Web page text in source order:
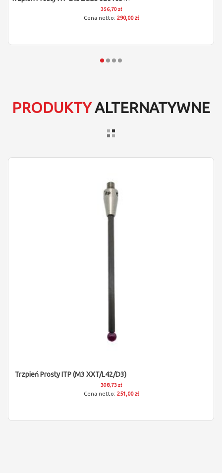
356,70 zł
290,00 zł
PRODUKTYALTERNATYWNE
Trzpień Prosty ITP (M3 XXT/L42/D3)
308,73 zł
251,00 zł